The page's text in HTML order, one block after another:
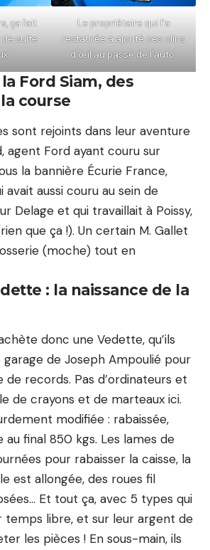
ça fait
de suite
Le propriétaire qui l’a
restaurée a ajouté ces clins
d’œil au passé de l’auto.
Ford Siam, des
course
sont rejoints dans leur aventure
, agent Ford ayant couru sur
la bannière Écurie France,
avait aussi couru au sein de
Delage et qui travaillait à Poissy,
que ça !). Un certain M. Gallet
(moche) tout en
: la naissance de la
donc une Vedette, qu’ils
de Joseph Ampoulié pour
records. Pas d’ordinateurs et
de crayons et de marteaux ici.
modifiée : rabaissée,
au final 850 kgs. Les lames de
pour rabaisser la caisse, la
est allongée, des roues fil
Et tout ça, avec 5 types qui
temps libre, et sur leur argent de
les pièces ! En sous-main, ils